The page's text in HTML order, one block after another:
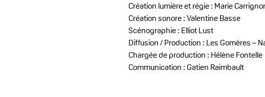
Création lumière et régie : Marie
Création sonore : Valentine Basse
Scénographie : Elliot Lust
Diffusion / Production : Les Gomères –
Chargée de production : Hélène Fontelle
Communication : Gatien Raimbault